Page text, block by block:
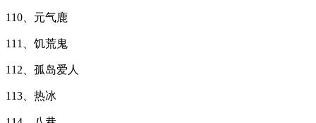
110、元气鹿
111、饥荒鬼
112、孤岛爱人
113、热冰